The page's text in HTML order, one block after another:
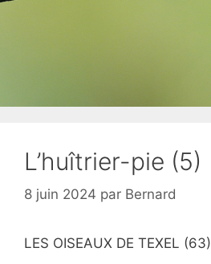
L’huîtrier-pie (5)
8 juin 2024 par Bernard
LES OISEAUX DE TEXEL (63)